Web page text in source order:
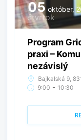
05 október,
štvrtok
Program
praxi –
nezávislý
Bajkalská 9,
9:00 - 10:30